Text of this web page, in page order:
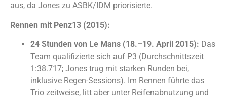
aus, da Jones zu ASBK/IDM priorisierte.
Rennen mit Penz13 (2015):
24 Stunden von Le Mans (18.–19. April 2015): Das
Team qualifizierte sich auf P3 (Durchschnittszeit
1:38.717; Jones trug mit starken Runden bei,
inklusive Regen-Sessions). Im Rennen führte das
Trio zeitweise, litt aber unter Reifenabnutzung und